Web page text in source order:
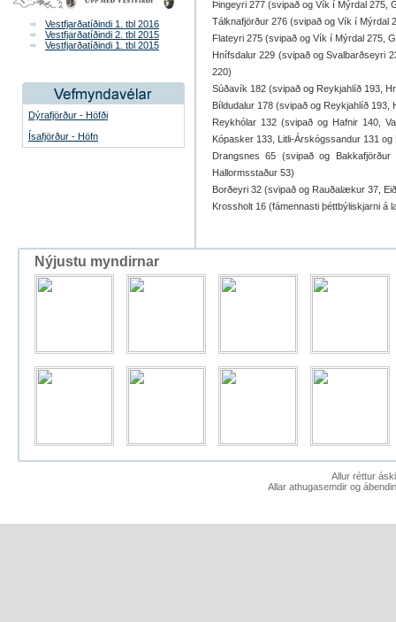
Vestfjarðatíðindi 1. tbl 2016
Vestfjarðatíðindi 2. tbl 2015
Vestfjarðatíðindi 1. tbl 2015
Dýrafjörður - Höfði
Ísafjörður - Höfn
Þingeyri 277 (svipað og Vík í Mýrdal 275,
Tálknafjörður 276 (svipað og Vík í Mýrdal
Flateyri 275 (svipað og Vík í Mýrdal 275,
Hnífsdalur 229 (svipað og Svalbarðseyri
220)
Súðavík 182 (svipað og Reykjahlíð 193,
Bíldudalur 178 (svipað og Reykjahlíð
Reykhólar 132 (svipað og Hafnir 140,
Kópasker 133, Litli-Árskógssandur 131
Drangsnes 65 (svipað og
Hallormsstaður 53)
Borðeyri 32 (svipað og Rauðalækur 37,
Krossholt 16 (fámennasti þéttbýliskjarni á
Nýjustu myndirnar
Allur réttur
Allar athugasemdir og